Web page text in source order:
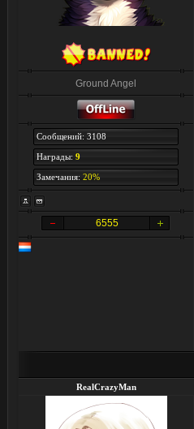
Ground Angel
Сообщений: 3108
Награды: 9
Замечания: 20%
6555
RealCrazyMan